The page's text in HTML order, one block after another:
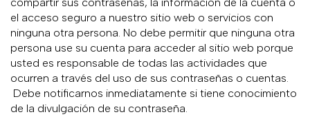
el acceso seguro a nuestro sitio web o servicios con
ninguna otra persona. No debe permitir que ninguna otra
persona use su cuenta para acceder al sitio web porque
usted es responsable de todas las actividades que
ocurren a través del uso de sus contraseñas o cuentas.
Debe notificarnos inmediatamente si tiene conocimiento
de la divulgación de su contraseña.